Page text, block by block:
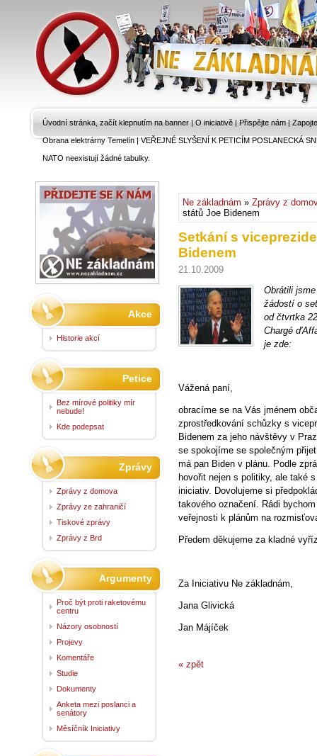
Úvodní stránka, začít klepnutím na banner | O iniciativě | Přispějte nám |
Obrana elektrárny Temelín|VEŘEJNÉ SLYŠENÍ K PETICÍM POSLANECKÁ
NATO neexistují žádné tabulky.
Ne základnám » Zprávy z
států Joe Bidenem
Setkání s
Bidenem
21.10.2009
Obrátili
žádostí o
od čtvrtka
Chargé
je zde:
Vážená paní,
obracíme se na Vás jménem
zprostředkování schůzky s
Bidenem za jeho návštěvy v
se spokojíme se společným
má pan Biden v plánu. Podle
hovořit nejen s politiky, ale také
iniciativ. Dovolujeme si
takového označení. Rádi
veřejnosti k plánům na
Předem děkujeme za kladné
Za Iniciativu Ne základnám,
Jana Glivická
Jan Májíček
« zpět
Akce
Historie akcí
Petice
Bez mírové politiky mír
nebude!
Kde podepsat
Zprávy
Zprávy z domova
Zprávy ze zahraničí
Tiskové zprávy
Zprávy z Brd
Argumenty
Proč být proti raketovému
centru
Názory osobností
Projevy
Komentáře
Studie
Dokumenty
Anketa mezi poslanci a
senátory
Měsíčník Iniciativy